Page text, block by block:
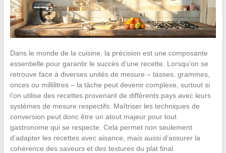
Dans le monde de la cuisine, la précision est une composante
essentielle pour garantir le succès d’une recette. Lorsqu’on se
retrouve face à diverses unités de mesure – tasses, grammes,
onces ou millilitres – la tâche peut devenir complexe, surtout si
l’on utilise des recettes provenant de différents pays avec leurs
systèmes de mesure respectifs. Maîtriser les techniques de
conversion peut donc être un atout majeur pour tout
gastronome qui se respecte. Cela permet non seulement
d’adapter les recettes avec aisance, mais aussi d’assurer la
cohérence des saveurs et des textures du plat final.